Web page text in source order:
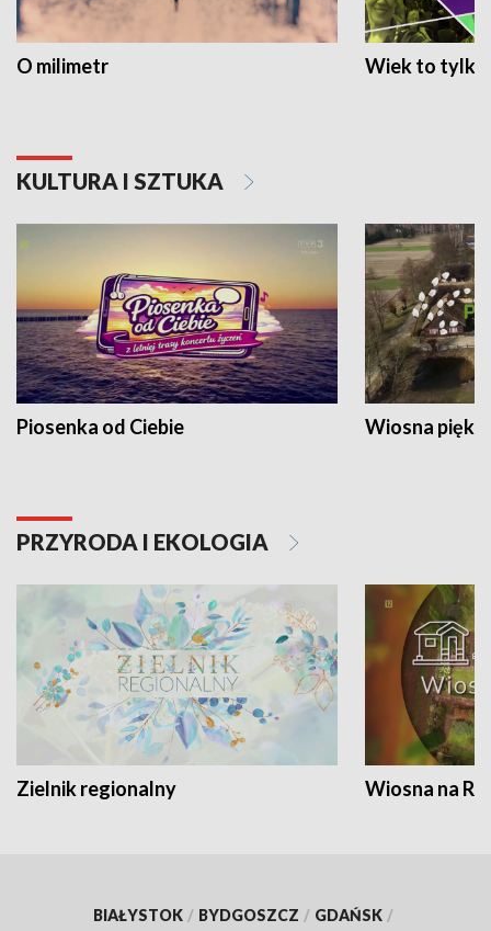
O milimetr Wiek to tylko
KULTURA I SZTUKA
Piosenka od Ciebie Wiosna
PRZYRODA I EKOLOGIA
Zielnik regionalny Wiosna na
BIAŁYSTOK / BYDGOSZCZ / GDAŃSK /